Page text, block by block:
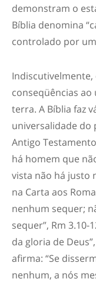
demonstram o
Bíblia denomina
controlado por
conseqüências ao
terra. A Bíblia faz
universalidade do
Antigo
há homem que
vista não há justo
na Carta aos
nenhum sequer;
sequer”, Rm 3.10-
da gloria de
afirma: “Se
nenhum, a nós